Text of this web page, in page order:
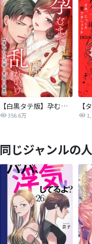
【白黒タテ版】孕むまで乱れいけ～身代わり花嫁と軍服の猛愛
356.6万
同じジャンルの